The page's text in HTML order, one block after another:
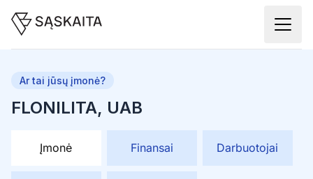
FLONILITA, UAB
Ar tai jūsų įmonė?
Įmonė Finansai Darbuotojai